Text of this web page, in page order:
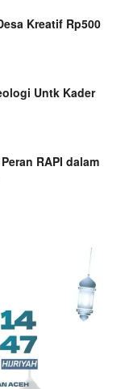
Kreatif Rp500
Untk Kader
RAPI dalam